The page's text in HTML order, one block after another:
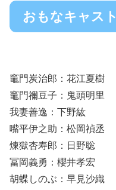
おもなキャスト
竈門炭治郎：花江夏樹
竈門禰豆子：鬼頭明里
我妻善逸：下野紘
嘴平伊之助：松岡禎丞
煉獄杏寿郎：日野聡
冨岡義勇：櫻井孝宏
胡蝶しのぶ：早見沙織